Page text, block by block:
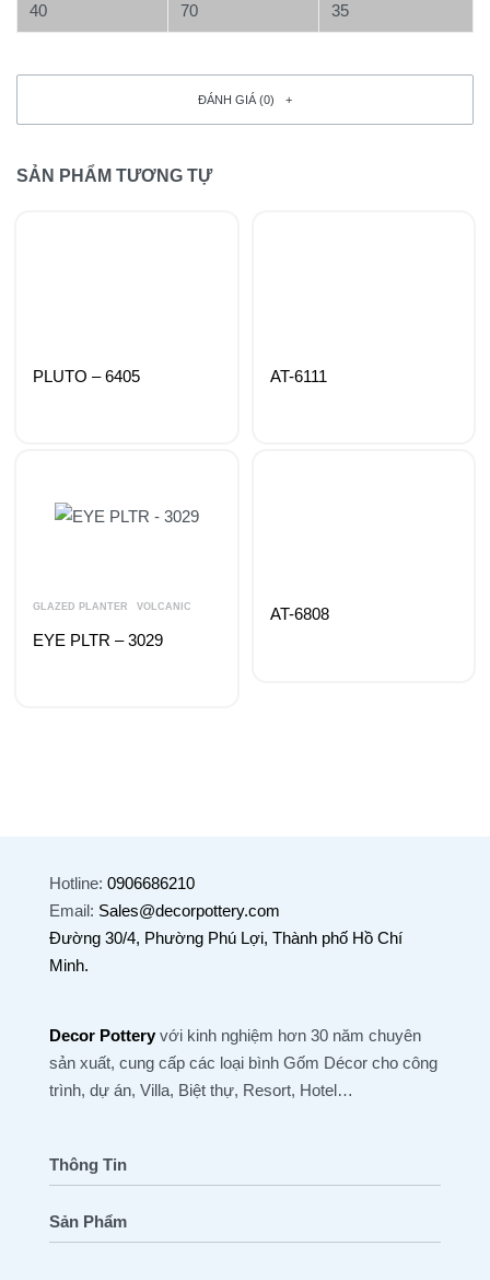
40 70 35
ĐÁNH GIÁ (0)
SẢN PHẨM TƯƠNG TỰ
PLUTO – 6405 AT-6111
GLAZED PLANTER VOLCANIC
EYE PLTR – 3029
AT-6808
Hotline: 0906686210
Email: Sales@decorpottery.com
Đường 30/4, Phường Phú Lợi, Thành phố Hồ Chí
Minh.
Decor Potteryvới kinh nghiệm hơn 30 năm chuyên
sản xuất, cung cấp các loại bình Gốm Décor cho công
trình, dự án, Villa, Biệt thự, Resort, Hotel…
Thông Tin
Trang Chủ
Sản Phẩm